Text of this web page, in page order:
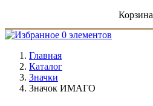
Корзина
0 элементов
Главная
Каталог
Значки
Значок ИМАГО